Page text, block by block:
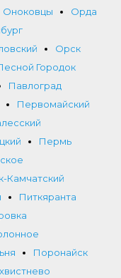
Оноковцы
Орда
Орск
Городок
Павлоград
Первомайский
Пермь
Камчатский
Питкяранта
Поронайск